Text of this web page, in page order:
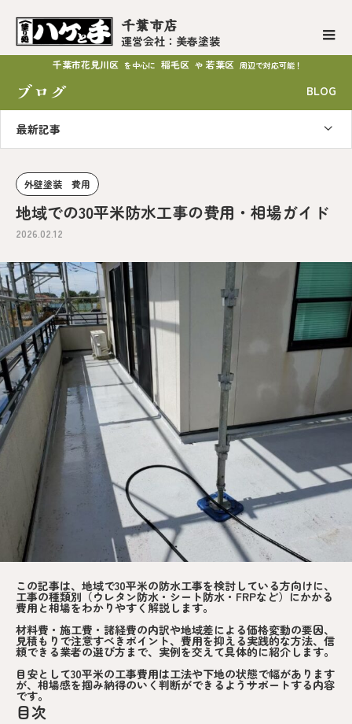
千葉市店
運営会社：美春塗装
千葉市花見川区 を中心に 稲毛区 や 若葉区 周辺で対応可能！
ブログ BLOG
最新記事
外壁塗装 費用
地域での30平米防水工事の費用・相場ガイド
2026.02.12
この記事は、地域で30平米の防水工事を検討している方向けに、
工事の種類別（ウレタン防水・シート防水・FRPなど）にかかる
費用と相場をわかりやすく解説します。
材料費・施工費・諸経費の内訳や地域差による価格変動の要因、
見積もりで注意すべきポイント、費用を抑える実践的な方法、信
頼できる業者の選び方まで、実例を交えて具体的に紹介します。
目安として30平米の工事費用は工法や下地の状態で幅があります
が、相場感を掴み納得のいく判断ができるようサポートする内容
です。
目次